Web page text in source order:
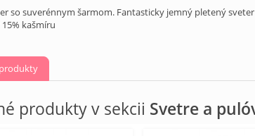
so suverénnym šarmom. Fantasticky jemný pletený
kašmíru
produkty v sekcii Svetre a